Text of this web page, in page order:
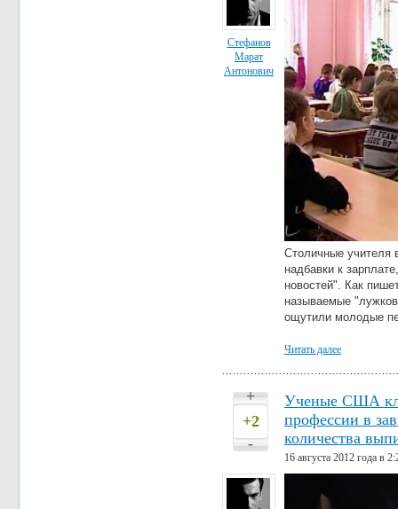
Стефанов
Марат
Антонович
Столичные учителя
надбавки к
новостей". Как
называемые
ощутили молодые
Читать далее
+
+2
-
Ученые США
профессии в
количества
16 августа 2012 года в